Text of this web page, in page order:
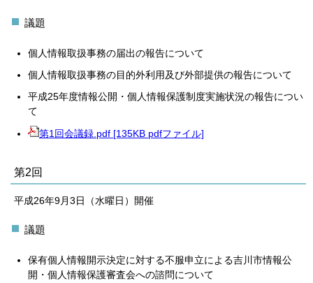
議題
個人情報取扱事務の届出の報告について
個人情報取扱事務の目的外利用及び外部提供の報告について
平成25年度情報公開・個人情報保護制度実施状況の報告につい
て
第1回会議録.pdf [135KB pdfファイル]
第2回
平成26年9月3日（水曜日）開催
議題
保有個人情報開示決定に対する不服申立による吉川市情報公
開・個人情報保護審査会への諮問について